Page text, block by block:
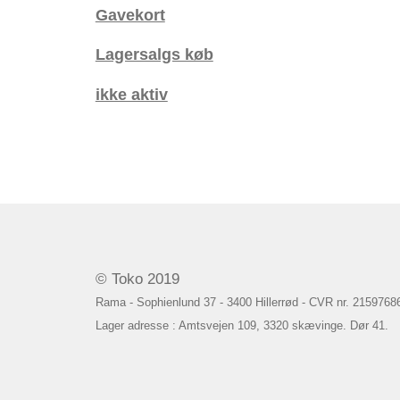
Gavekort
Lagersalgs køb
ikke aktiv
© Toko 2019
Rama - Sophienlund 37 - 3400 Hillerrød - CVR nr.
Lager adresse : Amtsvejen 109, 3320 skævinge. Dør 41.